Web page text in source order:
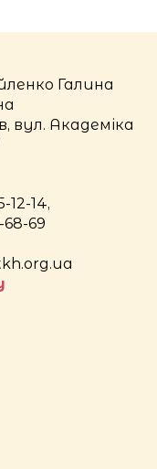
Галина
вул. Академіка
12-14,
68-69